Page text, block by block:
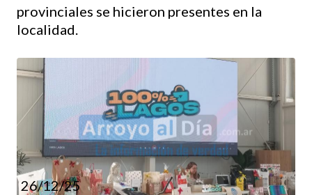
provinciales se hicieron presentes en la
localidad.
26/12/25